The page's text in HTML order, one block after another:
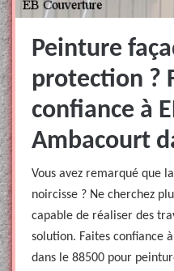
Peinture
protection ?
confiance à
Ambacourt
Vous avez remarqué que
noircisse ? Ne cherchez
capable de réaliser des
solution. Faites confiance
dans le 88500 pour